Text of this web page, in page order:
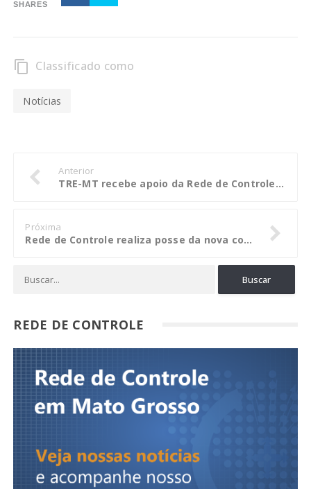
SHARES
content_copy Classificado como
Notícias
Anterior
TRE-MT recebe apoio da Rede de Controle para finalizar cadastramentos biométricos em Cuiabá e Várzea Grande
Próxima
Rede de Controle realiza posse da nova coordenação para 2020
REDE DE CONTROLE